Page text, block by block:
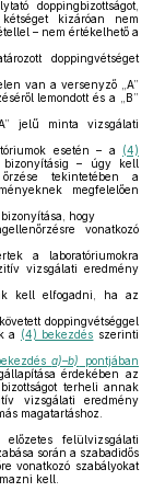
doppingbizottságot,
kizáróan nem
– nem értékelhető a
doppingvétséget
van a versenyző „A”
lemondott és a „B”
jelű minta vizsgálati
esetén – a (4)
– úgy kell
tekintetében a
megfelelően
hogy
vonatkozó
a laboratóriumokra
vizsgálati eredmény
kell elfogadni, ha az
doppingvétséggel
a (4) bekezdés szerinti
a)–b)
pontjában
érdekében az
terheli annak
vizsgálati eredmény
magatartáshoz.
felülvizsgálati
során a szabadidős
vonatkozó szabályokat
kell.